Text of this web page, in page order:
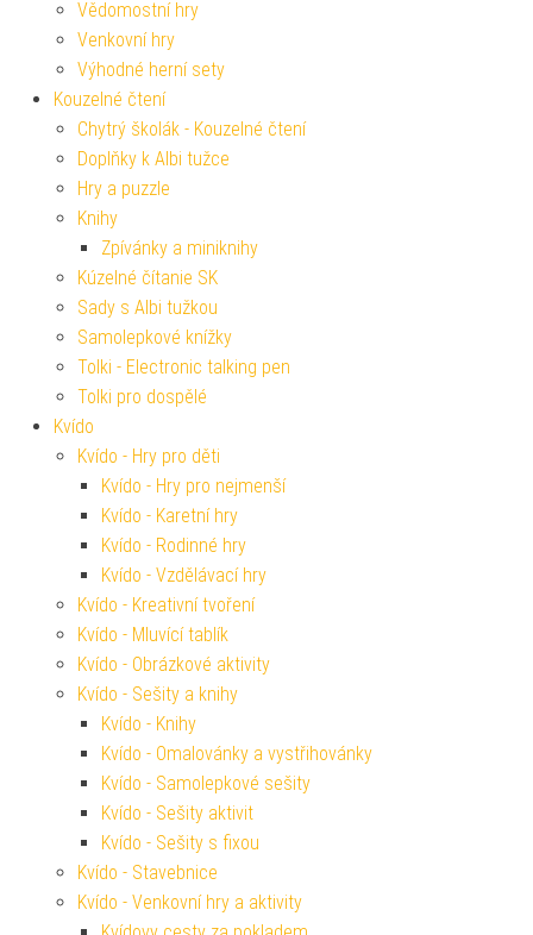
Vědomostní hry
Venkovní hry
Výhodné herní sety
Kouzelné čtení
Chytrý školák - Kouzelné čtení
Doplňky k Albi tužce
Hry a puzzle
Knihy
Zpívánky a miniknihy
Kúzelné čítanie SK
Sady s Albi tužkou
Samolepkové knížky
Tolki - Electronic talking pen
Tolki pro dospělé
Kvído
Kvído - Hry pro děti
Kvído - Hry pro nejmenší
Kvído - Karetní hry
Kvído - Rodinné hry
Kvído - Vzdělávací hry
Kvído - Kreativní tvoření
Kvído - Mluvící tablík
Kvído - Obrázkové aktivity
Kvído - Sešity a knihy
Kvído - Knihy
Kvído - Omalovánky a vystřihovánky
Kvído - Samolepkové sešity
Kvído - Sešity aktivit
Kvído - Sešity s fixou
Kvído - Stavebnice
Kvído - Venkovní hry a aktivity